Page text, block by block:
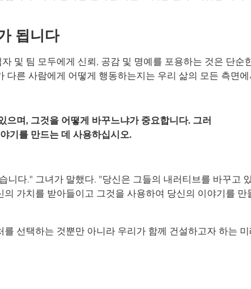
됩니다
및 팀 모두에게 신뢰, 공감 및 명예를 포용하는 것은 단순
다른 사람에게 어떻게 행동하는지는 우리 삶의 모든 측면에
으며, 그것을 어떻게 바꾸느냐가 중요합니다. 그러
기를 만드는 데 사용하십시오.
니다." 그녀가 말했다. "당신은 그들의 내러티브를 바꾸고
가치를 받아들이고 그것을 사용하여 당신의 이야기를 만
선택하는 것뿐만 아니라 우리가 함께 건설하고자 하는